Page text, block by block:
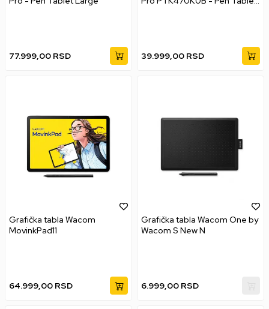
77.999,00 RSD 39.999,00 RSD
Grafička tabla Wacom
MovinkPad11
64.999,00 RSD
Grafička tabla Wacom One by
Wacom S New N
6.999,00 RSD